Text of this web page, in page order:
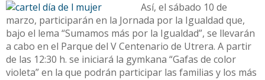
Así, el sábado 10 de
marzo, participarán en la Jornada por la Igualdad que,
bajo el lema “Sumamos más por la Igualdad”, se llevarán
a cabo en el Parque del V Centenario de Utrera. A partir
de las 12:30 h. se iniciará la gymkana “Gafas de color
violeta” en la que podrán participar las familias y los más